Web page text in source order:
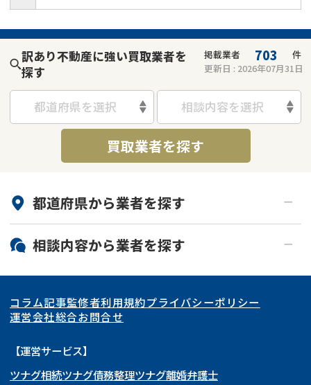
訳あり不動産に強い買取業者を
探す
掲載業者 703
件
更新日 : 2026年07月31日
都道府県を選択 相談内容を選択
買取業者を探す
都道府県から業者を探す
北海道・東北
北海道 青森県
岩手県 宮城県
秋田県
関東
東京都 神奈川県
埼玉県
東海
愛知県
関西
相談内容から業者を探す
再建築不可
底地
ゴミ屋敷
コラム記事監修者利用規約プライバシーポリシー
運営会社総合お問合せ
【運営サービス】
ツナグ相続ツナグ債務整理ツナグ離婚弁護士